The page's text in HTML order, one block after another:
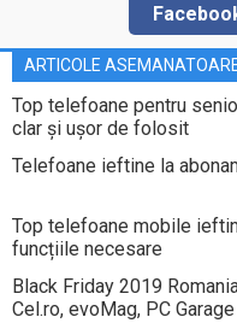
ARTICOLE
Top telefoane pentru
clar și uşor de folosit
Telefoane ieftine la
Top telefoane mobile
funcțiile necesare
Black Friday 2019
Cel.ro, evoMag, PC